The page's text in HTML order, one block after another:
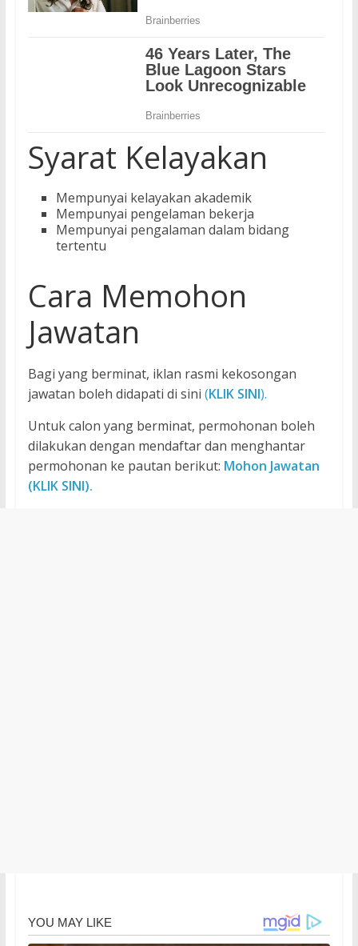
Syarat Kelayakan
Mempunyai kelayakan akademik
Mempunyai pengelaman bekerja
Mempunyai pengalaman dalam bidang
tertentu
Cara Memohon
Jawatan
Bagi yang berminat, iklan rasmi kekosongan
jawatan boleh didapati di sini (KLIK SINI).
Untuk calon yang berminat, permohonan boleh
dilakukan dengan mendaftar dan menghantar
permohonan ke pautan berikut: Mohon Jawatan
(KLIK SINI).